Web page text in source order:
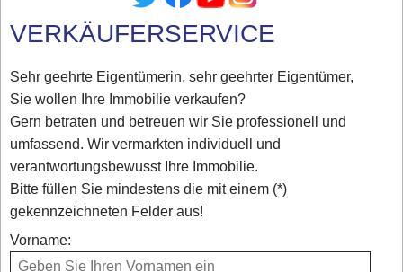
VERKÄUFERSERVICE
Sehr geehrte Eigentümerin, sehr geehrter Eigentümer,
Sie wollen Ihre Immobilie verkaufen?
Gern betraten und betreuen wir Sie professionell und
umfassend. Wir vermarkten individuell und
verantwortungsbewusst Ihre Immobilie.
Bitte füllen Sie mindestens die mit einem (*)
gekennzeichneten Felder aus!
Vorname: